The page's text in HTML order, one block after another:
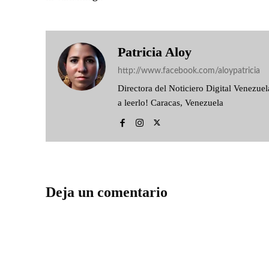
Patricia Aloy
http://www.facebook.com/aloypatricia
Directora del Noticiero Digital
a leerlo! Caracas, Venezuela
Deja un comentario